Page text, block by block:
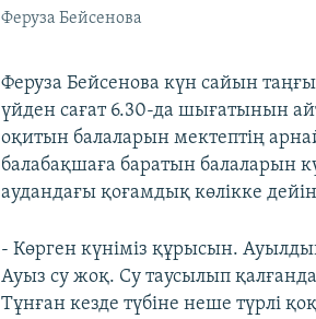
Феруза Бейсенова
Феруза Бейсенова күн сайын
үйден сағат 6.30-да шығатынын
оқитын балаларын мектептің
балабақшаға баратын балаларын
аудандағы қоғамдық көлікке дейін
- Көрген күніміз құрысын.
Ауыз су жоқ. Су таусылып
Тұнған кезде түбіне неше түрлі